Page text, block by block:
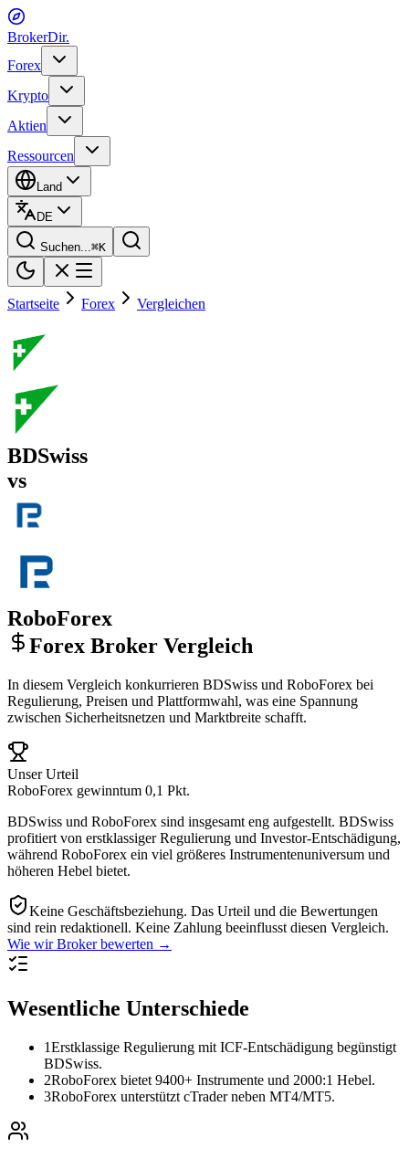
BrokerDir.
Forex
Krypto
Aktien
Ressourcen
Land
DE
Suchen...⌘K
Startseite Forex Vergleichen
BDSwiss
vs
RoboForex
Forex Broker Vergleich
In diesem Vergleich konkurrieren BDSwiss und RoboForex bei
Regulierung, Preisen und Plattformwahl, was eine Spannung
zwischen Sicherheitsnetzen und Marktbreite schafft.
Unser Urteil
RoboForex gewinntum 0,1 Pkt.
BDSwiss und RoboForex sind insgesamt eng aufgestellt. BDSwiss
profitiert von erstklassiger Regulierung und Investor-Entschädigung,
während RoboForex ein viel größeres Instrumentenuniversum und
höheren Hebel bietet.
Keine Geschäftsbeziehung. Das Urteil und die Bewertungen
sind rein redaktionell. Keine Zahlung beeinflusst diesen Vergleich.
Wie wir Broker bewerten →
Wesentliche Unterschiede
1Erstklassige Regulierung mit ICF-Entschädigung begünstigt
BDSwiss.
2RoboForex bietet 9400+ Instrumente und 2000:1 Hebel.
3RoboForex unterstützt cTrader neben MT4/MT5.